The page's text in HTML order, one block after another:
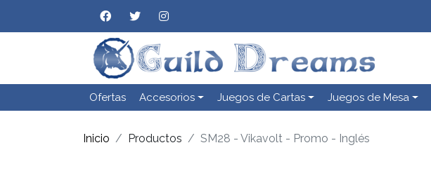
Ofertas Accesorios Juegos de Cartas Juegos de Mesa
Inicio Productos SM28 - Vikavolt - Promo - Inglés